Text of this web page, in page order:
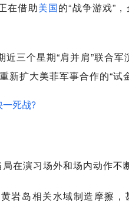
在借助美国的“战争游戏”
三个星期“肩并肩”联合
重新扩大美菲军事合作的“试金
在演习场外和场内动作不
岩岛相关水域制造摩擦